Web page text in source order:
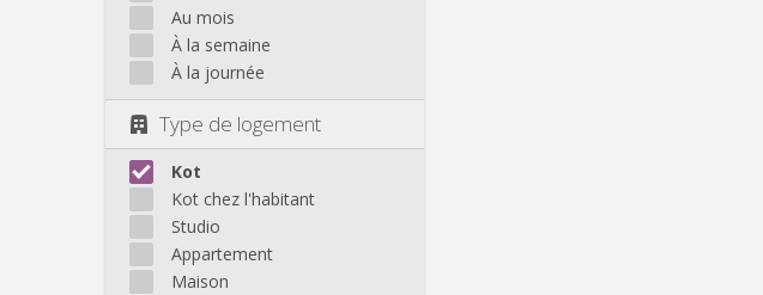
Au mois
À la semaine
À la journée
Type de logement
Kot
Kot chez l'habitant
Studio
Appartement
Maison